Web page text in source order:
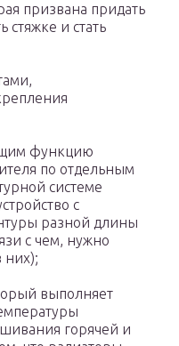
призвана придать
стяжке и стать
функцию
по отдельным
системе
с
разной длины
с чем, нужно
них);
выполняет
горячей и